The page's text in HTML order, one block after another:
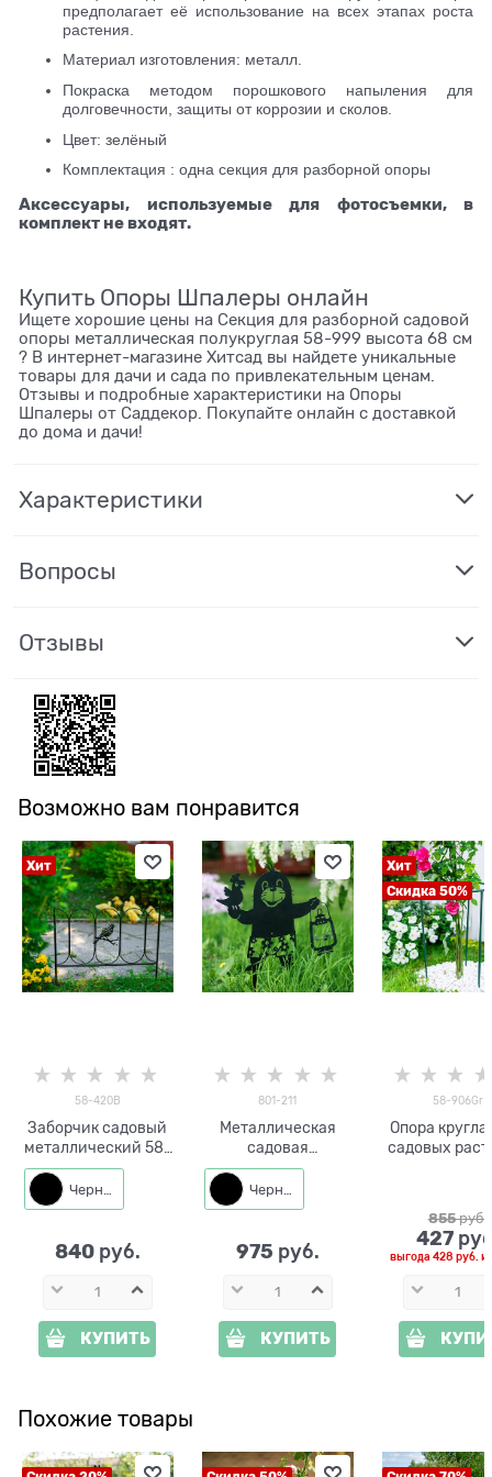
предполагает её использование на всех этапах роста
растения.
Материал изготовления: металл.
Покраска методом порошкового напыления для
долговечности, защиты от коррозии и сколов.
Цвет: зелёный
Комплектация : одна секция для разборной опоры
Аксессуары, используемые для фотосъемки, в
комплект не входят.
Купить Опоры Шпалеры онлайн
Ищете хорошие цены на Секция для разборной садовой
опоры металлическая полукруглая 58-999 высота 68 см
? В интернет-магазине Хитсад вы найдете уникальные
товары для дачи и сада по привлекательным ценам.
Отзывы и подробные характеристики на Опоры
Шпалеры от Саддекор. Покупайте онлайн с доставкой
до дома и дачи!
Характеристики
Вопросы
Отзывы
Возможно вам понравится
Хит
58-420B
Заборчик садовый
металлический 58-
420B черный
высота 60см
840 руб.
КУПИТЬ
801-211
Металлическая
садовая
декоративная
фигура Крот с
лампой и птицей
975 руб.
КУПИТЬ
Хит
Скидка 50%
58-906Gr
Опора
садовых
см
855 руб.
427
выгода 428 руб.
Похожие товары